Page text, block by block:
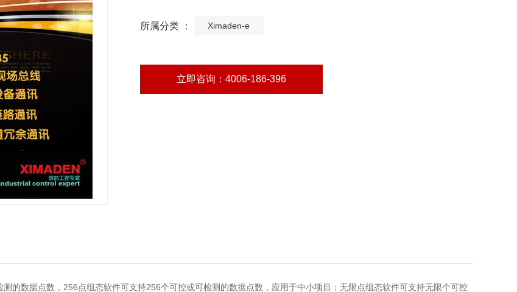
所属分类 ： Ximaden-e
立即咨询：4006-186-396
的数据点数，256点组态软件可支持256个可控或可检测的数据点数，应用于中小项目；无限点组态软件可支持无限个可控